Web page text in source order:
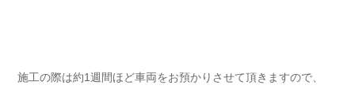
施工の際は約1週間ほど車両をお預かりさせて頂きますので、